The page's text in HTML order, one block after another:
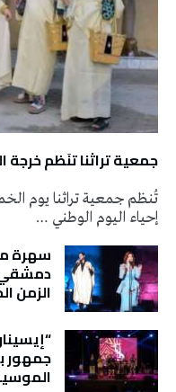
جمعية تراثنا تنَظم خرجة
إحياء اليوم الوطني …
سهرة
دمشقي
الزمن
جمهور